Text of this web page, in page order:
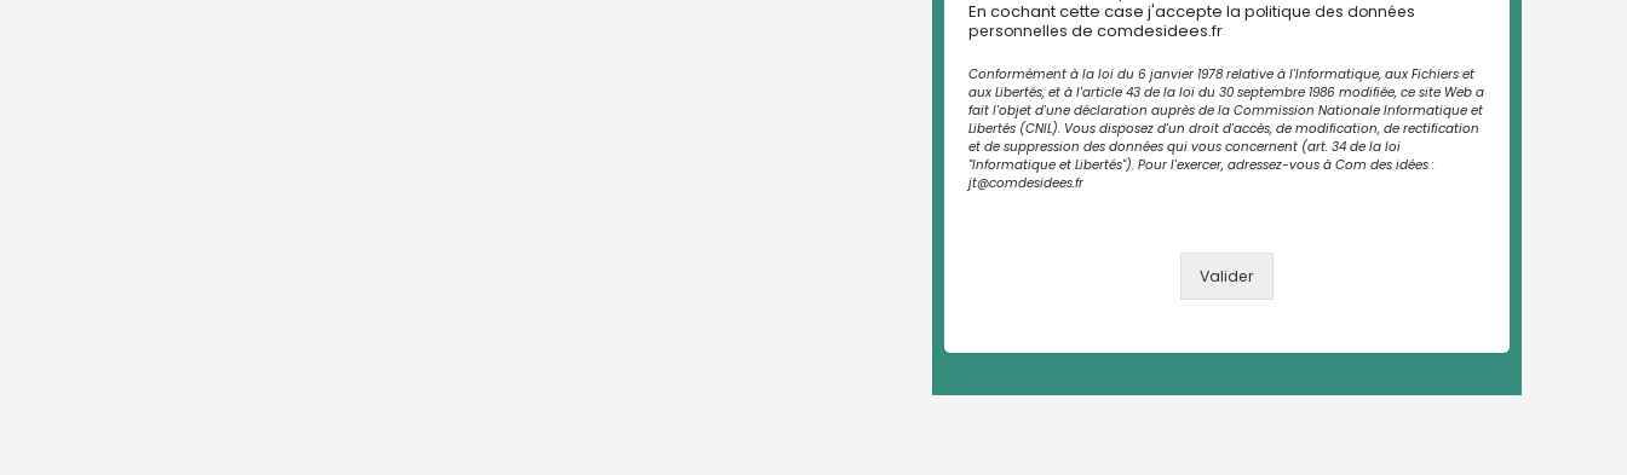
En cochant cette case j'accepte la politique des données
personnelles de comdesidees.fr
Conformément à la loi du 6 janvier 1978 relative à l'Informatique, aux Fichiers et
aux Libertés, et à l'article 43 de la loi du 30 septembre 1986 modifiée, ce site Web a
fait l'objet d'une déclaration auprès de la Commission Nationale Informatique et
Libertés (CNIL). Vous disposez d'un droit d'accès, de modification, de rectification
et de suppression des données qui vous concernent (art. 34 de la loi
"Informatique et Libertés"). Pour l'exercer, adressez-vous à Com des idées :
jt@comdesidees.fr
Valider